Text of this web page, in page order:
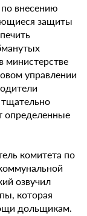
внесению
защиты
министерстве
управлении
определенные
комитета по
озвучил
которая
дольщикам.